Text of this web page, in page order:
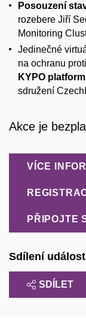
Posouzení
rozebere Jiří
Monitoring
Jedinečné
na ochranu
KYPO
sdružení
Akce je
VÍCE
PŘIPOJTE
Sdílení
SDÍLET